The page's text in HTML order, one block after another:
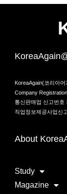
KoreaAgain(코리아
Company
통신판매업 신고번호
직업정보제공사업신
About
Study
Magazine